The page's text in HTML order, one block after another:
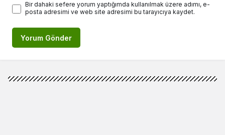
Bir dahaki sefere yorum yaptığımda kullanılmak üzere adımı, e-
posta adresimi ve web site adresimi bu tarayıcıya kaydet.
Yorum Gönder